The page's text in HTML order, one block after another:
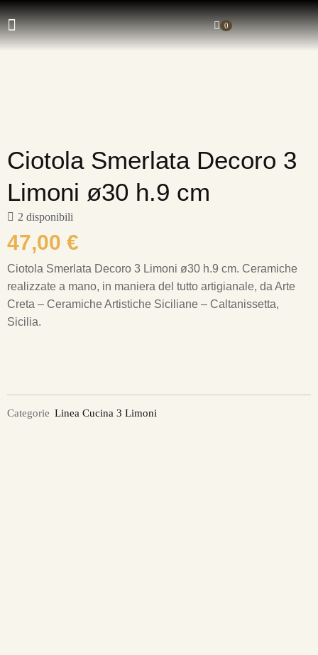
0
Ciotola Smerlata Decoro 3
Limoni ø30 h.9 cm
2 disponibili
47,00 €
Ciotola Smerlata Decoro 3 Limoni ø30 h.9 cm. Ceramiche
realizzate a mano, in maniera del tutto artigianale, da Arte
Creta – Ceramiche Artistiche Siciliane – Caltanissetta,
Sicilia.
Categorie Linea Cucina 3 Limoni